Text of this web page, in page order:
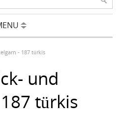
- 187 türkis
und
türkis